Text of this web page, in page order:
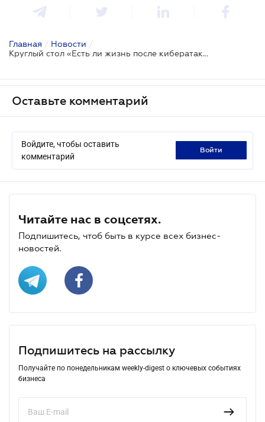
Главная / Новости /
Круглый стол «Есть ли жизнь после кибератаки?»: оперативные комментарии
Оставьте комментарий
Войдите, чтобы оставить
комментарий
войти
Читайте нас в соцсетях.
Подпишитесь, чтоб быть в курсе всех бизнес-
новостей.
Подпишитесь на рассылку
Получайте по понедельникам weekly-digest о ключевых событиях
бизнеса